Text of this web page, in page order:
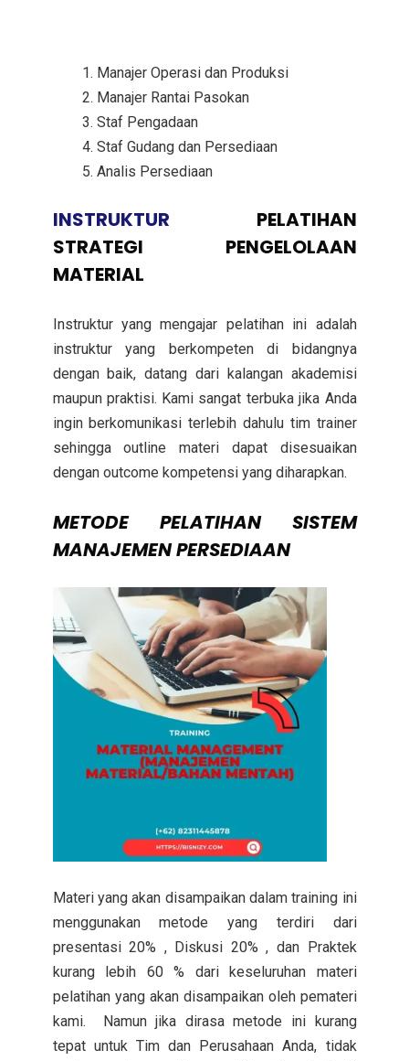
Manajer Operasi dan Produksi
Manajer Rantai Pasokan
Staf Pengadaan
Staf Gudang dan Persediaan
Analis Persediaan
INSTRUKTUR
PELATIHAN
STRATEGI PENGELOLAAN
MATERIAL
Instruktur yang mengajar pelatihan ini adalah
instruktur yang berkompeten di bidangnya
dengan baik, datang dari kalangan akademisi
maupun praktisi. Kami sangat terbuka jika Anda
ingin berkomunikasi terlebih dahulu tim trainer
sehingga outline materi dapat disesuaikan
dengan outcome kompetensi yang diharapkan.
METODE PELATIHAN SISTEM
MANAJEMEN PERSEDIAAN
Materi yang akan disampaikan dalam training ini
menggunakan metode yang terdiri dari
presentasi 20% , Diskusi 20% , dan Praktek
kurang lebih 60 % dari keseluruhan materi
pelatihan yang akan disampaikan oleh pemateri
kami. Namun jika dirasa metode ini kurang
tepat untuk Tim dan Perusahaan Anda, tidak